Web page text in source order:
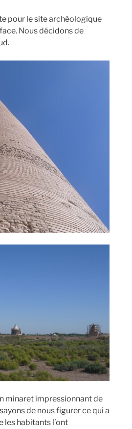
pour le site archéologique
Nous décidons de
minaret impressionnant de
de nous figurer ce qui a
les habitants l’ont